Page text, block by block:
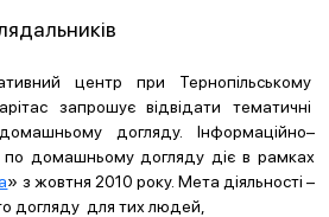
центр при Тернопільському
запрошує відвідати тематичні
догляду. Інформаційно–
по домашньому догляду діє в рамках
» з жовтня 2010 року. Мета діяльності –
догляду для тих людей,